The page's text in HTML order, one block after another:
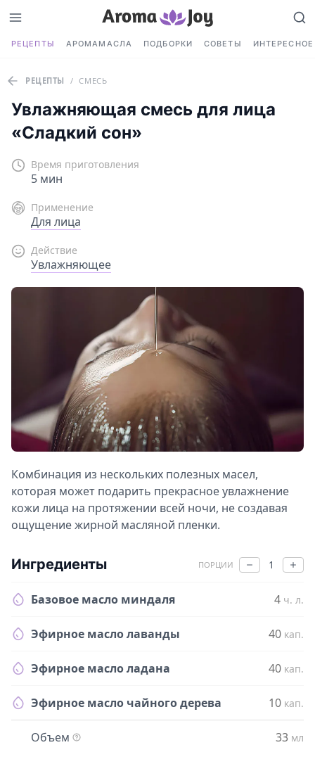
РЕЦЕПТЫ АРОМАМАСЛА ПОДБОРКИ СОВЕТЫ ИНТЕРЕСНОЕ
РЕЦЕПТЫ / СМЕСЬ
Увлажняющая смесь для лица
«Сладкий сон»
Время приготовления
5 мин
Применение
Для лица
Действие
Увлажняющее
Комбинация из нескольких полезных масел,
которая может подарить прекрасное увлажнение
кожи лица на протяжении всей ночи, не создавая
ощущение жирной масляной пленки.
Ингредиенты ПОРЦИИ 1
Базовое масло миндаля 4 ч. л.
Эфирное масло лаванды 40 кап.
Эфирное масло ладана 40 кап.
Эфирное масло чайного дерева 10 кап.
Объем 33 мл